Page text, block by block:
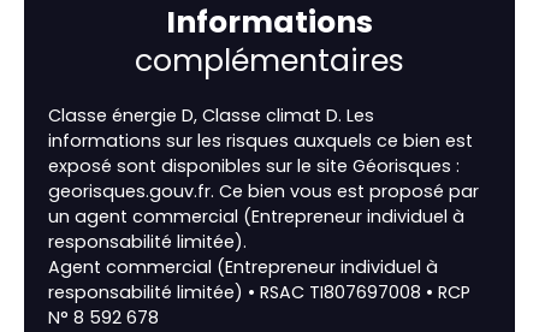
Informations
complémentaires
Classe énergie D, Classe climat D. Les
informations sur les risques auxquels ce bien est
exposé sont disponibles sur le site Géorisques :
georisques.gouv.fr. Ce bien vous est proposé par
un agent commercial (Entrepreneur individuel à
responsabilité limitée).
Agent commercial (Entrepreneur individuel à
responsabilité limitée) • RSAC TI807697008 • RCP
N° 8 592 678